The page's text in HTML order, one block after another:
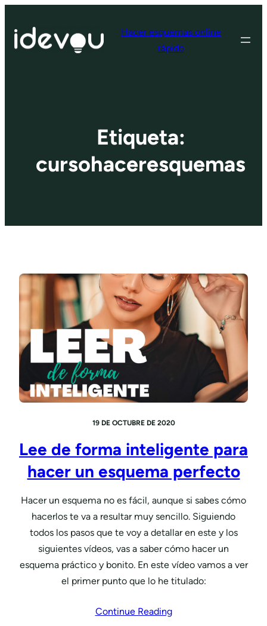
contenido
Hacer esquemas online
rápido
Etiqueta:
cursohaceresquemas
19 DE OCTUBRE DE 2020
Lee de forma inteligente para
hacer un esquema perfecto
Hacer un esquema no es fácil, aunque si sabes cómo
hacerlos te va a resultar muy sencillo. Siguiendo
todos los pasos que te voy a detallar en este y los
siguientes vídeos, vas a saber cómo hacer un
esquema práctico y bonito. En este vídeo vamos a ver
el primer punto que lo he titulado:
Continue Reading